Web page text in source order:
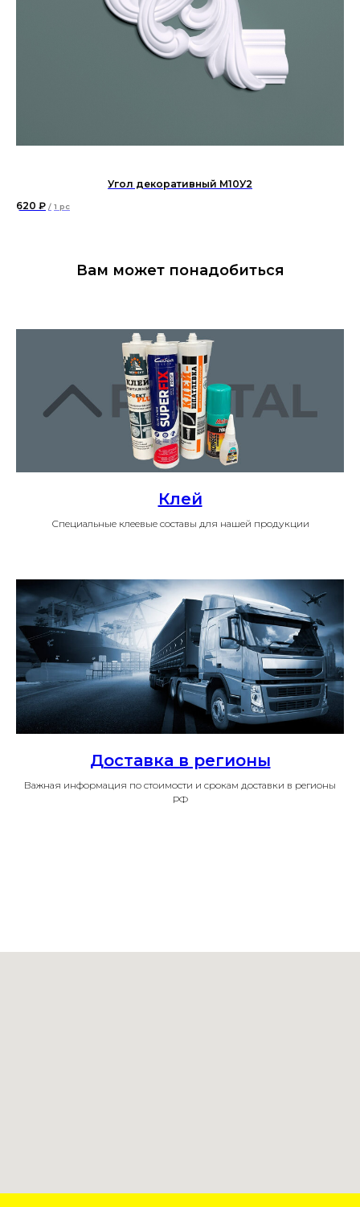
Угол декоративный М10У2
620 ₽ / 1 pc
Вам может понадобиться
Клей
Специальные клеевые составы для нашей продукции
Доставка в регионы
Важная информация по стоимости и срокам доставки в регионы
РФ